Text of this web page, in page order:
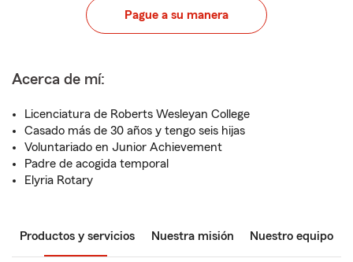
Pague a su manera
Acerca de mí:
Licenciatura de Roberts Wesleyan College
Casado más de 30 años y tengo seis hijas
Voluntariado en Junior Achievement
Padre de acogida temporal
Elyria Rotary
Productos y servicios Nuestra misión Nuestro equipo